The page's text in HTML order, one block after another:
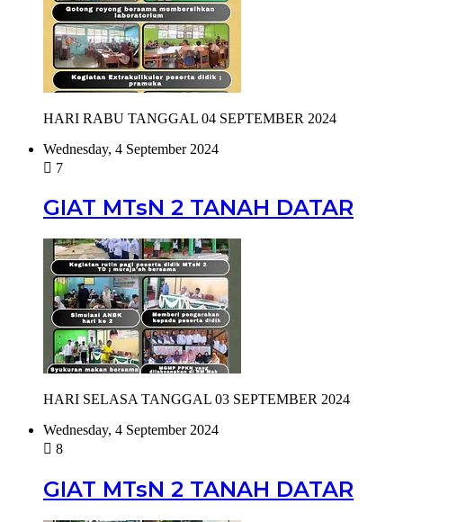
HARI RABU TANGGAL 04 SEPTEMBER 2024
Wednesday, 4 September 2024
7
GIAT MTsN 2 TANAH DATAR
HARI SELASA TANGGAL 03 SEPTEMBER 2024
Wednesday, 4 September 2024
8
GIAT MTsN 2 TANAH DATAR